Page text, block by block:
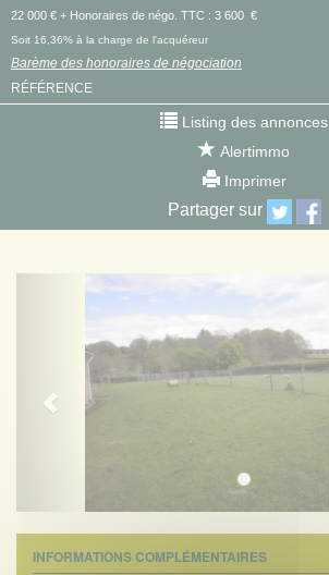
22 000 € + Honoraires de négo. TTC : 3 600 €
Soit 16,36% à la charge de l'acquéreur
Barème des honoraires de négociation
RÉFÉRENCE
Listing des annonces
Alertimmo
Imprimer
Partager sur
Previous
INFORMATIONS COMPLÉMENTAIRES